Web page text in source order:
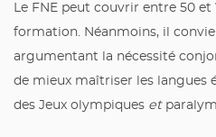
Le FNE peut couvrir entre 50 et
formation. Néanmoins, il
argumentant la nécessité
de mieux maîtriser les langues
des Jeux olympiques et